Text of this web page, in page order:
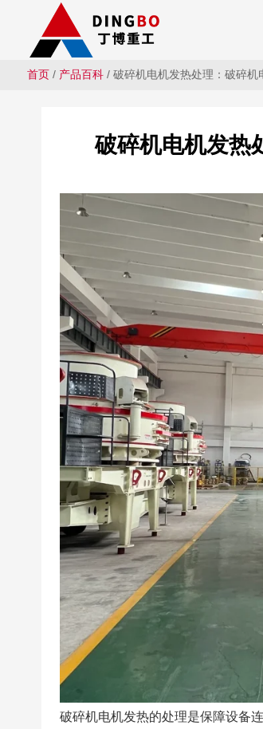
首页/ 产品百科/ 破碎机电机发热处理：破碎机
破碎机电机发热
破碎机电机发热的处理是保障设备